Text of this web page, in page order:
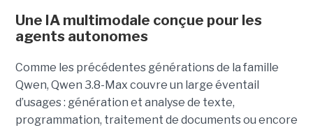
Une IA multimodale conçue pour les
agents autonomes
Comme les précédentes générations de la famille
Qwen, Qwen 3.8-Max couvre un large éventail
d’usages : génération et analyse de texte,
programmation, traitement de documents ou encore